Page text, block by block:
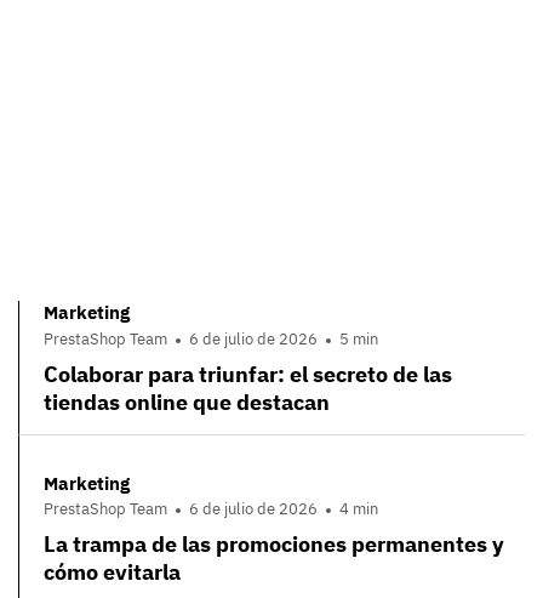
Marketing
PrestaShop Team 6 de julio de 2026 5 min
Colaborar para triunfar: el secreto de las
tiendas online que destacan
Marketing
PrestaShop Team 6 de julio de 2026 4 min
La trampa de las promociones permanentes y
cómo evitarla